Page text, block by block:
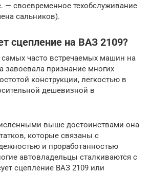
— своевременное техобслуживание
сальников).
сцепление на ВАЗ 2109?
часто встречаемых машин на
завоевала признание многих
конструкции, легкостью в
дешевизной в
выше достоинствами она
которые связаны с
и проработанностью
автовладельцы сталкиваются с
сцепление ВАЗ 2109 или